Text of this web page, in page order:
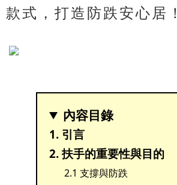
款式，打造防跌安心居！
內容目錄
1. 引言
2. 扶手的重要性與目的
2.1 支撐與防跌